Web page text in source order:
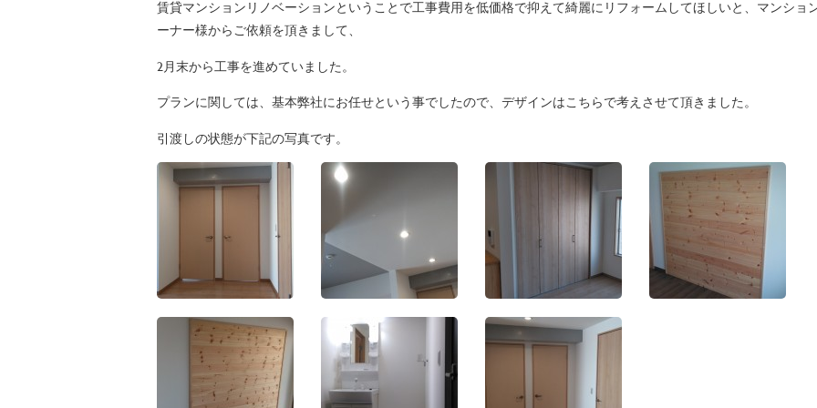
賃貸マンションリノベーションということで工事費用を低価格で抑えて綺麗にリフォームしてほしいと、マンショ
ーナー様からご依頼を頂きまして、
2月末から工事を進めていました。
プランに関しては、基本弊社にお任せという事でしたので、デザインはこちらで考えさせて頂きました。
引渡しの状態が下記の写真です。